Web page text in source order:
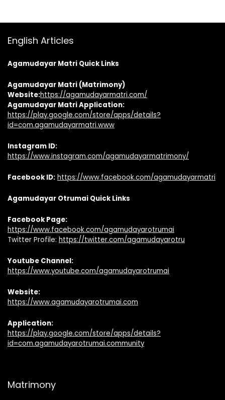
English Articles
Agamudayar Matri Quick Links
Agamudayar Matri (Matrimony)
Website:https://agamudayarmatri.com/
Agamudayar Matri Application:
https://play.google.com/store/apps/details?
id=com.agamudayarmatri.www
Instagram ID:
https://www.instagram.com/agamudayarmatrimony/
Facebook ID: https://www.facebook.com/agamudayarmatri
Agamudayar Otrumai Quick Links
Facebook Page:
https://www.facebook.com/agamudayarotrumai
Twitter Profile: https://twitter.com/agamudayarotru
Youtube Channel:
https://www.youtube.com/agamudayarotrumai
Website:
https://www.agamudayarotrumai.com
Application:
https://play.google.com/store/apps/details?
id=com.agamudayarotrumai.community
Matrimony